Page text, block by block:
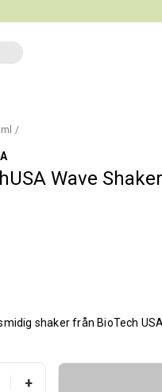
Wave
shaker från BioTech
+